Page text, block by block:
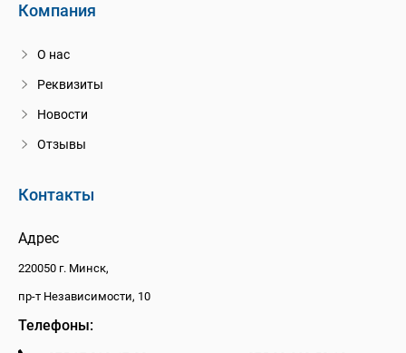
Компания
О нас
Реквизиты
Новости
Отзывы
Контакты
Адрес
220050 г. Минск,
пр-т Независимости, 10
Телефоны: